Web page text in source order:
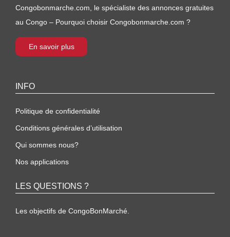
Congobonmarche.com, le spécialiste des annonces gratuites
au Congo – Pourquoi choisir Congobonmarche.com ?
En savoir plus
INFO
Politique de confidentialité
Conditions générales d’utilisation
Qui sommes nous?
Nos applications
LES QUESTIONS ?
Les objectifs de CongoBonMarché.